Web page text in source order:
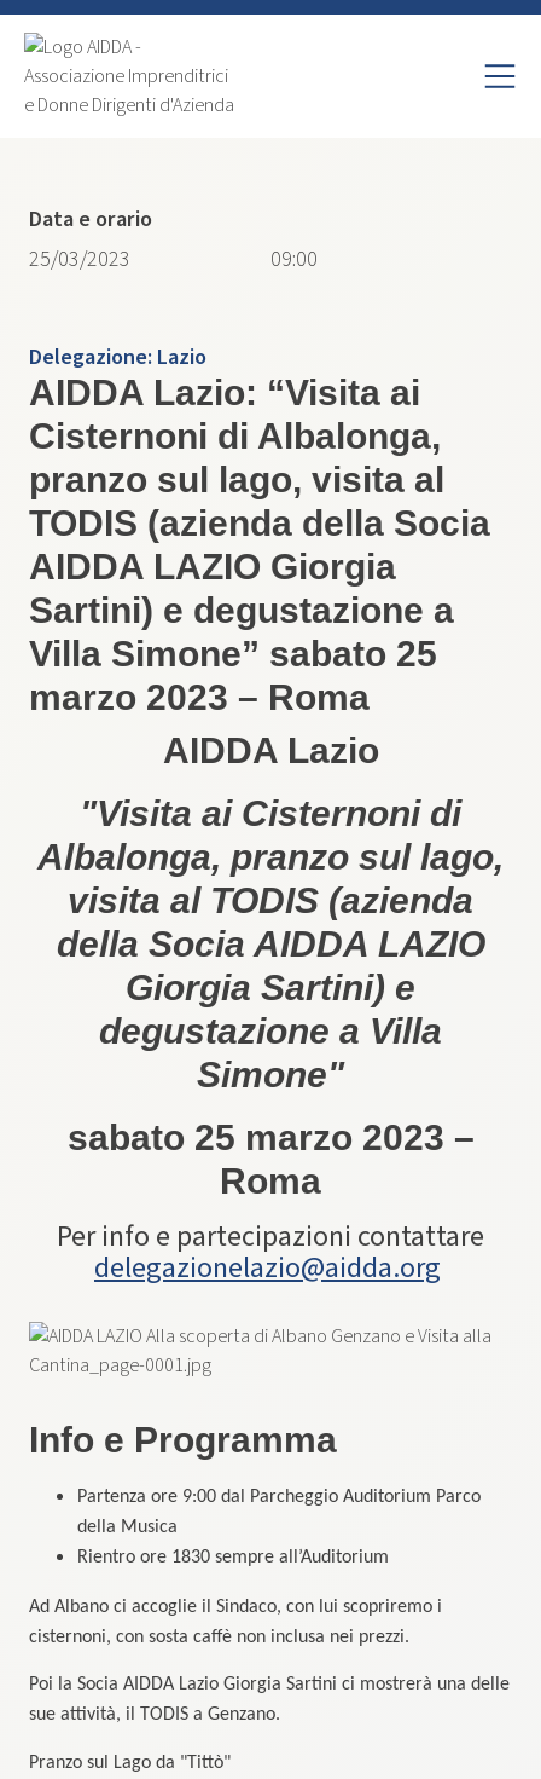
Delegazione: Lazio
AIDDA Lazio: “Visita ai
Cisternoni di Albalonga,
pranzo sul lago, visita al
TODIS (azienda della Socia
AIDDA LAZIO Giorgia
Sartini) e degustazione a
Villa Simone” sabato 25
marzo 2023 – Roma
AIDDA Lazio
"Visita ai Cisternoni di
Albalonga, pranzo sul lago,
visita al TODIS (azienda
della Socia AIDDA LAZIO
Giorgia Sartini) e
degustazione a Villa
Simone"
sabato 25 marzo 2023 –
Roma
Per info e partecipazioni contattare
delegazionelazio@aidda.org
Info e Programma
Partenza ore 9:00 dal Parcheggio Auditorium Parco
della Musica
Rientro ore 1830 sempre all’Auditorium
Ad Albano ci accoglie il Sindaco, con lui scopriremo i
cisternoni, con sosta caffè non inclusa nei prezzi.
Poi la Socia AIDDA Lazio Giorgia Sartini ci mostrerà una delle
sue attività, il TODIS a Genzano.
Pranzo sul Lago da "Tittò"
Data e orario
25/03/2023
09:00